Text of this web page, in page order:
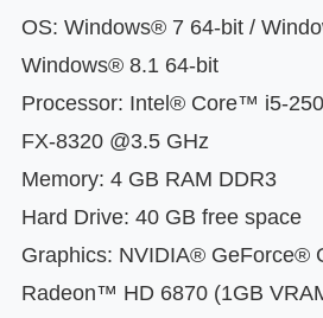
OS: Windows® 7 64-bit /
Windows® 8.1 64-bit
Processor: Intel® Core™ i5-
FX-8320 @3.5 GHz
Memory: 4 GB RAM DDR3
Hard Drive: 40 GB free space
Graphics: NVIDIA® GeForce®
Radeon™ HD 6870 (1GB